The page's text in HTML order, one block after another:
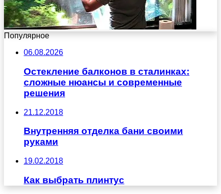
Популярное
06.08.2026
Остекление балконов в сталинках:
сложные нюансы и современные
решения
21.12.2018
Внутренняя отделка бани своими
руками
19.02.2018
Как выбрать плинтус